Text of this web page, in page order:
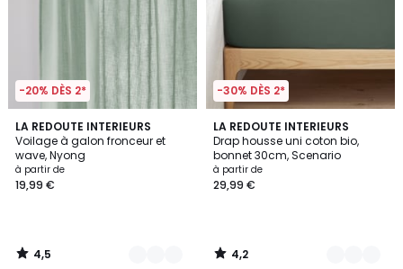
-20% DÈS 2*
LA REDOUTE INTERIEURS
Voilage à galon fronceur et
wave, Nyong
à partir de
19,99 €
4,5
/ 5
5
Couleurs
4,5
/
-30% DÈS 2*
LA REDOUTE INTERIEURS
Drap housse uni coton bio,
bonnet 30cm, Scenario
à partir de
29,99 €
4,2
/ 5
9
Couleurs
4,2
/